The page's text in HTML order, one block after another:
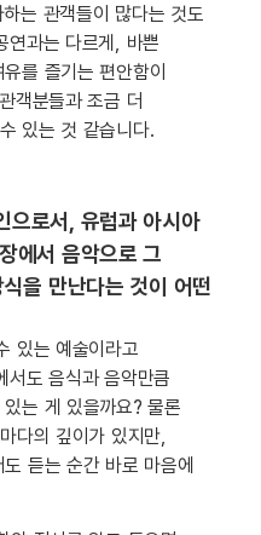
는 관객들이 많다는 것도
연과는 다르게, 바쁜
를 즐기는 편안함이
객분들과 조금 더
있는 것 같습니다.
으로서, 유럽과 아시아
에서 음악으로 그
을 만난다는 것이 어떤
있는 예술이라고
서도 음식과 음악만큼
는 게 있을까요? 물론
다의 깊이가 있지만,
듣는 순간 바로 마음에